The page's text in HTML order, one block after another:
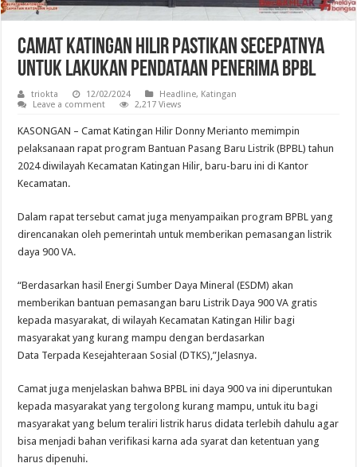
Camat Katingan Hilir Pastikan Secepatnya
Untuk Lakukan Pendataan Penerima BPBL
triokta 12/02/2024 Headline, Katingan
Leave a comment
2,217 Views
KASONGAN – Camat Katingan Hilir Donny Merianto memimpin
pelaksanaan rapat program Bantuan Pasang Baru Listrik (BPBL) tahun
2024 diwilayah Kecamatan Katingan Hilir, baru-baru ini di Kantor
Kecamatan.
Dalam rapat tersebut camat juga menyampaikan program BPBL yang
direncanakan oleh pemerintah untuk memberikan pemasangan listrik
daya 900 VA.
“Berdasarkan hasil Energi Sumber Daya Mineral (ESDM) akan
memberikan bantuan pemasangan baru Listrik Daya 900 VA gratis
kepada masyarakat, di wilayah Kecamatan Katingan Hilir bagi
masyarakat yang kurang mampu dengan berdasarkan
Data Terpada Kesejahteraan Sosial (DTKS),”Jelasnya.
Camat juga menjelaskan bahwa BPBL ini daya 900 va ini diperuntukan
kepada masyarakat yang tergolong kurang mampu, untuk itu bagi
masyarakat yang belum teraliri listrik harus didata terlebih dahulu agar
bisa menjadi bahan verifikasi karna ada syarat dan ketentuan yang
harus dipenuhi.